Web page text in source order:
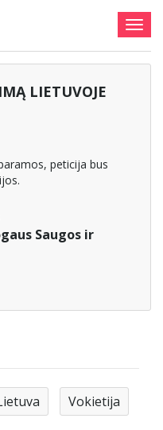
LIETUVOJE
peticija bus
Saugos ir
Vokietija